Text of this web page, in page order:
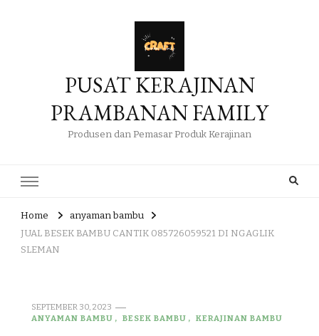
PUSAT KERAJINAN
PRAMBANAN FAMILY
Produsen dan Pemasar Produk Kerajinan
Home
anyaman bambu
JUAL BESEK BAMBU CANTIK 085726059521 DI NGAGLIK
SLEMAN
SEPTEMBER 30, 2023
ANYAMAN BAMBU
BESEK BAMBU KERAJINAN BAMBU